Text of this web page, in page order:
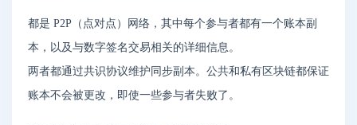
都是 P2P（点对点）网络，其中每个参与者都有一个账本副
本，以及与数字签名交易相关的详细信息。
两者都通过共识协议维护同步副本。公共和私有区块链都保证
账本不会被更改，即使一些参与者失败了。